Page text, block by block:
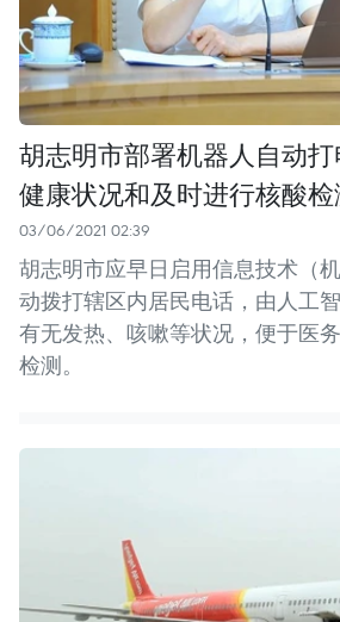
胡志明市部署机器人自动
健康状况和及时进行核酸检
03/06/2021 02:39
胡志明市应早日启用信息技术（
动拨打辖区内居民电话，由人工
有无发热、咳嗽等状况，便于医
检测。